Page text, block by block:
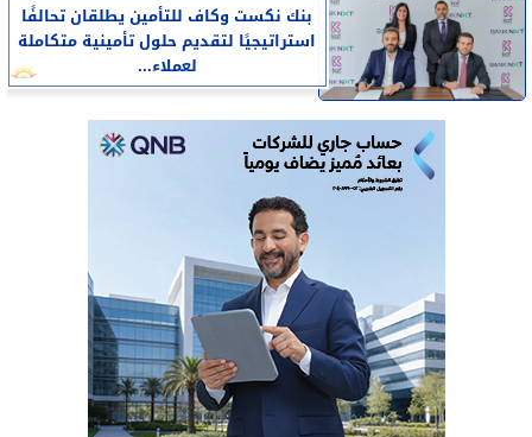
بنك نكست وكاف للتأمين يطلقان تحالفًا
استراتيجيًا لتقديم حلول تأمينية متكاملة
لعملاء...